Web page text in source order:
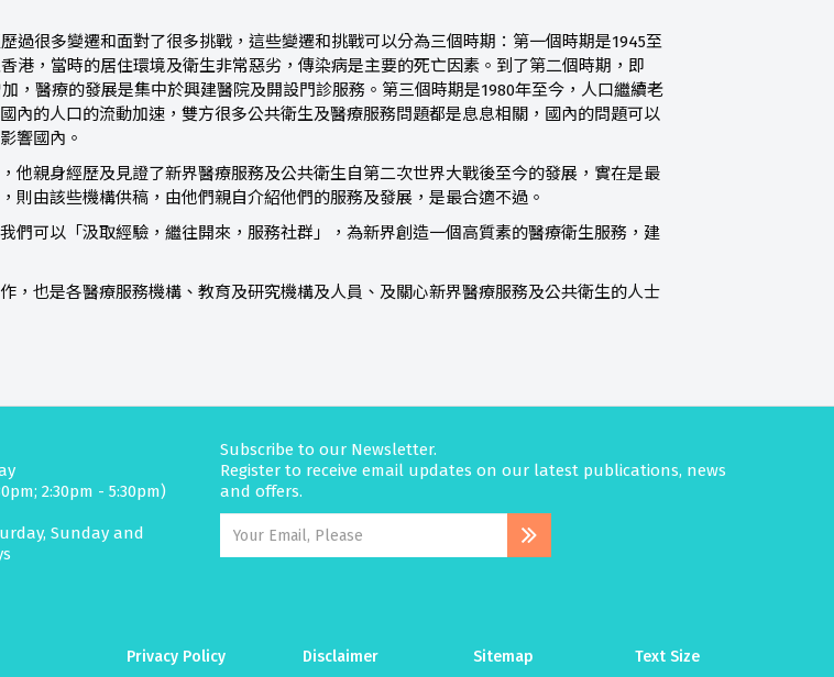
過很多變遷和面對了很多挑戰，這些變遷和挑戰可以分為三個時期：第一個時期是1945至
港，當時的居住環境及衛生非常惡劣，傳染病是主要的死亡因素。到了第二個時期，即
，醫療的發展是集中於興建醫院及開設門診服務。第三個時期是1980年至今，人口繼續老
內的人口的流動加速，雙方很多公共衛生及醫療服務問題都是息息相關，國內的問題可以
響國內。
親身經歷及見證了新界醫療服務及公共衛生自第二次世界大戰後至今的發展，實在是最
則由該些機構供稿，由他們親自介紹他們的服務及發展，是最合適不過。
可以「汲取經驗，繼往開來，服務社群」，為新界創造一個高質素的醫療衛生服務，建
也是各醫療服務機構、教育及研究機構及人員、及關心新界醫療服務及公共衛生的人士
2:30pm - 5:30pm)
Sunday and
Subscribe to our Newsletter.
Register to receive email updates on our latest publications, news
and offers.
Privacy Policy Disclaimer Sitemap Text Size